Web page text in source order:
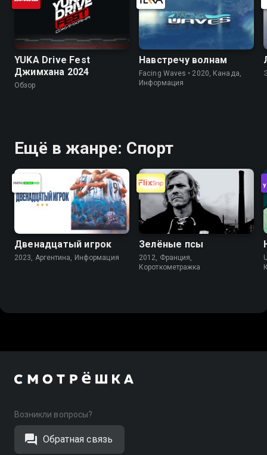
YUKA Drive Fest
Джимхана 2024
Обзор
Навстречу волнам
Facing Waves • 2020, Канада,
Информация
Ещё в жанре: Спорт
Двенадцатый игрок
2023, Аргентина, Информация
Зелёные псы
2012, Франция,
Короткометражка
Возникли вопросы?
Обратная связь